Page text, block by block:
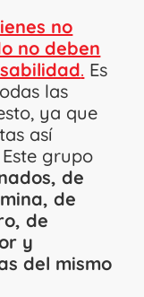
no
no deben
. Es
las
ya que
así
grupo
de
de
de
y
del mismo